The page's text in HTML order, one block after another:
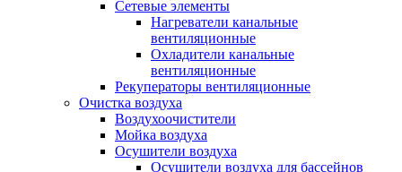
Сетевые элементы
Нагреватели канальные
вентиляционные
Охладители канальные
вентиляционные
Рекуператоры вентиляционные
Очистка воздуха
Воздухоочистители
Мойка воздуха
Осушители воздуха
Осушители воздуха для бассейнов